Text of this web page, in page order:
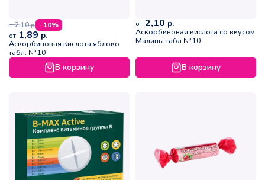
от 2,10р. - 10%
от 1,89 р.
Аскорбиновая кислота яблоко
табл. №10
В корзину
от 2,10 р.
Аскорбиновая кислота со вкусом
Малины табл №10
В корзину